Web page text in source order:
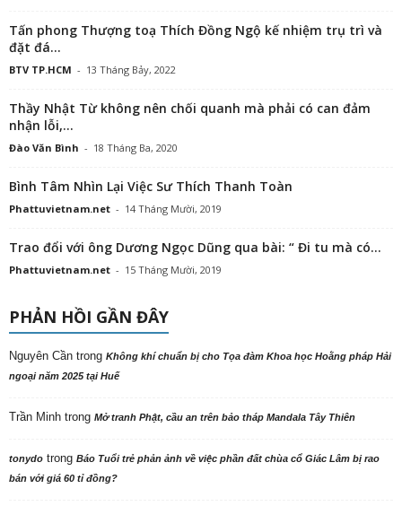
Tấn phong Thượng toạ Thích Đồng Ngộ kế nhiệm trụ trì và
đặt đá...
BTV TP.HCM - 13 Tháng Bảy, 2022
Thầy Nhật Từ không nên chối quanh mà phải có can đảm
nhận lỗi,...
Đào Văn Bình - 18 Tháng Ba, 2020
Bình Tâm Nhìn Lại Việc Sư Thích Thanh Toàn
Phattuvietnam.net - 14 Tháng Mười, 2019
Trao đổi với ông Dương Ngọc Dũng qua bài: “ Đi tu mà có...
Phattuvietnam.net - 15 Tháng Mười, 2019
PHẢN HỒI GẦN ĐÂY
Nguyên Cần trong Không khí chuẩn bị cho Tọa đàm Khoa học Hoằng pháp Hải
ngoại năm 2025 tại Huế
Trần Minh trong Mở tranh Phật, cầu an trên bảo tháp Mandala Tây Thiên
tonydo trong Báo Tuổi trẻ phản ảnh về việc phần đất chùa cổ Giác Lâm bị rao
bán với giá 60 tỉ đồng?